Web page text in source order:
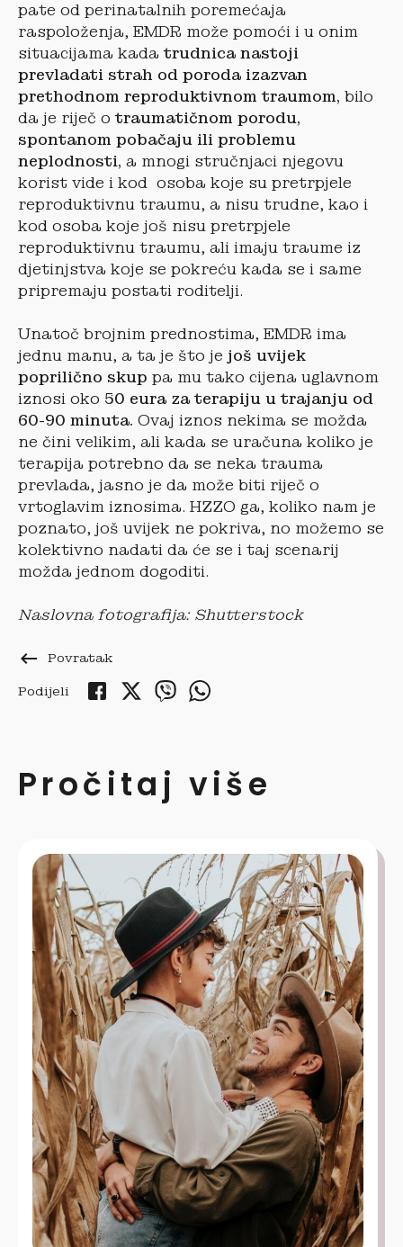
pate od perinatalnih poremećaja
raspoloženja, EMDR može pomoći i u onim
situacijama kada trudnica nastoji
prevladati strah od poroda izazvan
prethodnom reproduktivnom traumom, bilo
da je riječ otraumatičnom porodu,
spontanom pobačaju ili problemu
neplodnosti, a mnogi stručnjaci njegovu
korist vide i kod osoba koje su pretrpjele
reproduktivnu traumu, a nisu trudne, kao i
kod osoba koje još nisu pretrpjele
reproduktivnu traumu, ali imaju traume iz
djetinjstva koje se pokreću kada se i same
pripremaju postati roditelji.
Unatoč brojnim prednostima, EMDR ima
jednu manu, a ta je što je još uvijek
poprilično skup pa mu tako cijena uglavnom
iznosi oko 50 eura za terapiju u trajanju od
60-90 minuta. Ovaj iznos nekima se možda
ne čini velikim, ali kada se uračuna koliko je
terapija potrebno da se neka trauma
prevlada, jasno je da može biti riječ o
vrtoglavim iznosima. HZZO ga, koliko nam je
poznato, još uvijek ne pokriva, no možemo se
kolektivno nadati da će se i taj scenarij
možda jednom dogoditi.
Naslovna fotografija: Shutterstock
keyboard_backspace Povratak
Podijeli
Pročitaj više